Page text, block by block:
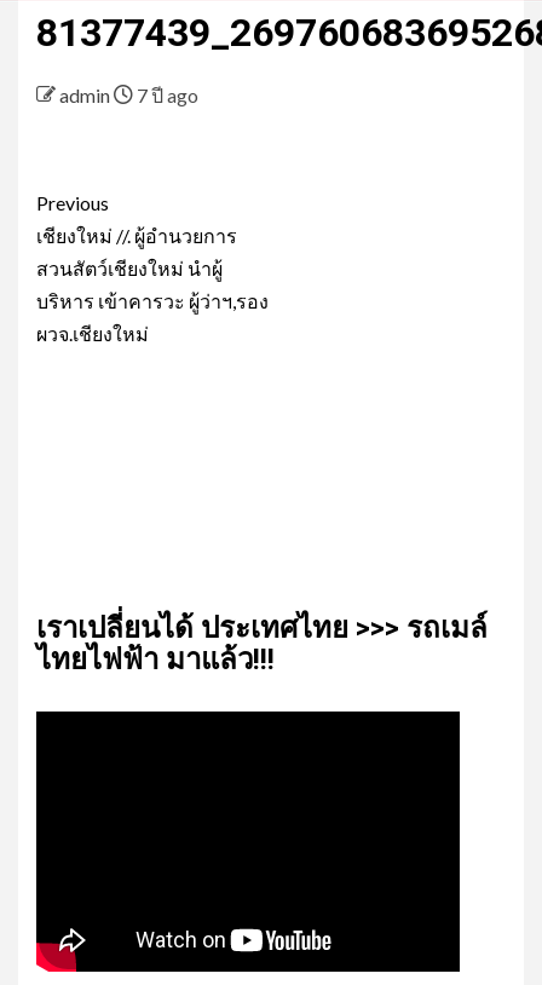
admin 7 ปี ago
Post
navigation
Previous
เชียงใหม่ //. ผู้อำนวยการ
สวนสัตว์เชียงใหม่ นำผู้
บริหาร เข้าคารวะ ผู้ว่าฯ,รอง
ผวจ.เชียงใหม่
เรา​เปลี่ยน​ได้​ ประเทศ​ไทย​ >>> รถเมล์​
ไทย​ไฟฟ้า​ มาแล้ว!!!